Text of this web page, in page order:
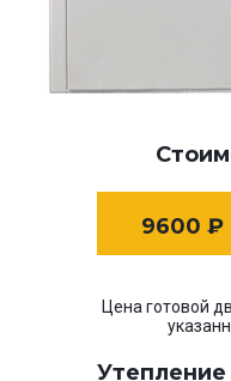
9600 ₽
Цена готовой
Утепление